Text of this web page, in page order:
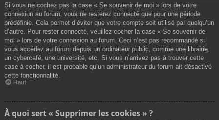
Si vous ne cochez pas la case « Se souvenir de moi » lors de votre
connexion au forum, vous ne resterez connecté que pour une période
prédéfinie. Cela permet d’éviter que votre compte soit utilisé par quelqu’un
d’autre. Pour rester connecté, veuillez cocher la case « Se souvenir de
moi » lors de votre connexion au forum. Ceci n’est pas recommandé si
vous accédez au forum depuis un ordinateur public, comme une librairie,
un cybercafé, une université, etc. Si vous n’arrivez pas à trouver cette
case à cocher, il est probable qu’un administrateur du forum ait désactivé
cette fonctionnalité.
Haut
À quoi sert « Supprimer les cookies » ?